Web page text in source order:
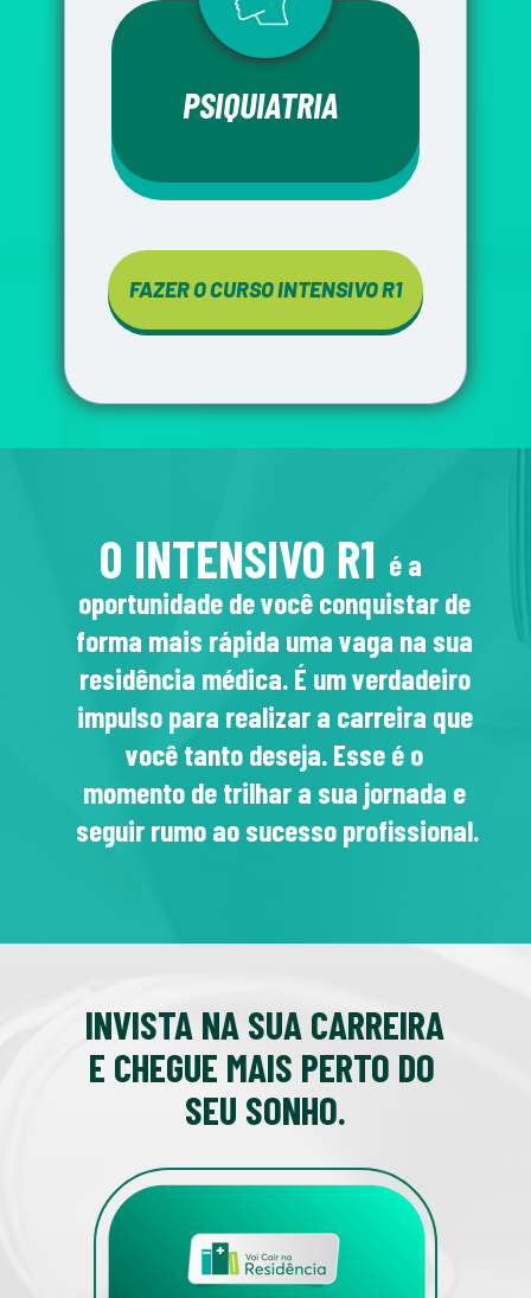
PSIQUIATRIA
FAZER O CURSO INTENSIVO R1
é a
oportunidade de você conquistar de
forma mais rápida uma vaga na sua
residência médica. É um verdadeiro
impulso para realizar a carreira que
você tanto deseja. Esse é o
momento de trilhar a sua jornada e
seguir rumo ao sucesso profissional.
O INTENSIVO R1
INVISTA NA SUA CARREIRA
E CHEGUE MAIS PERTO DO
SEU SONHO.